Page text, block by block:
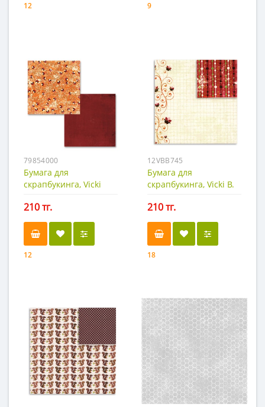
12 9
79854000
Бумага для
скрапбукинга, Vicki
210 тг.
12
12VBB745
Бумага для
скрапбукинга, Vicki B.
210 тг.
18